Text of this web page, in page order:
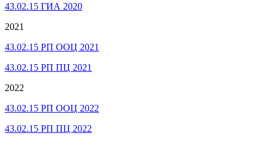
43.02.15 ГИА 2020
2021
43.02.15 РП ООЦ 2021
43.02.15 РП ПЦ 2021
2022
43.02.15 РП ООЦ 2022
43.02.15 РП ПЦ 2022